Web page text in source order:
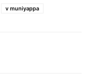
v muniyappa